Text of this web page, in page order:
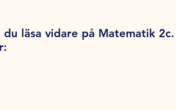
läsa vidare på Matematik 2c.